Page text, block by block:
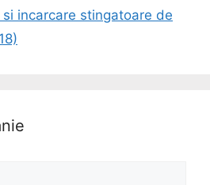
incarcare stingatoare de